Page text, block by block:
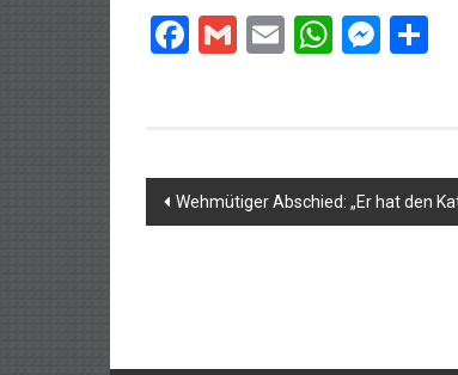
Facebook
GmailEmail
Beitragsnavigation
Wehmütiger Abschied: „Er hat den